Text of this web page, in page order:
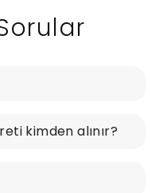
kimden alınır?